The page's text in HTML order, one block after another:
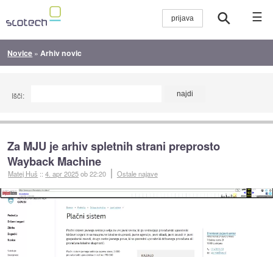
☰
Novice » Arhiv novic
Išči:
Za MJU je arhiv spletnih strani preprosto
Wayback Machine
Matej Huš ::4. apr 2025ob 22:20 Ostale najave